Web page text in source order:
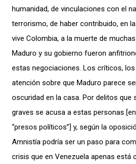
humanidad, de vinculaciones con el
terrorismo, de haber contribuido, en
vive Colombia, a la muerte de
Maduro y su gobierno fueron
estas negociaciones. Los críticos,
atención sobre que Maduro parece
oscuridad en la casa. Por delitos que
graves se acusa a estas personas
“presos políticos”] y, según la
Amnistía podría ser un paso para
crisis que en Venezuela apenas está